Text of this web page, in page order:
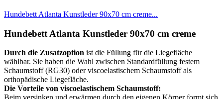
Hundebett Atlanta Kunstleder 90x70 cm creme...
Hundebett Atlanta Kunstleder 90x70 cm creme
Durch die Zusatzoption ist die Füllung für die Liegefläche
wählbar. Sie haben die Wahl zwischen Standardfüllung festem
Schaumstoff (RG30) oder viscoelastischem Schaumstoff als
orthopädische Liegefläche.
Die Vorteile von viscoelastischem Schaumstoff: